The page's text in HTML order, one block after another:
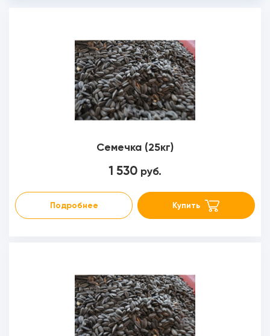
Семечка (25кг)
1 530 руб.
Подробнее Купить